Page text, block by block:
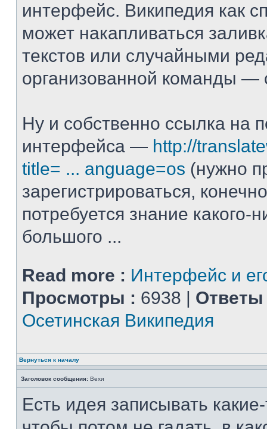
интерфейс. Википедия как
может накапливаться
текстов или случайными
организованной команды —
Ну и собственно ссылка на
интерфейса — http://
title= ... anguage=os (нужно
зарегистрироваться,
потребуется знание какого-
большого ...
Read more : Интерфейс и
Просмотры : 6938 | Ответы
Осетинская Википедия
Вернуться к началу
Заголовок сообщения: Вехи
Есть идея записывать